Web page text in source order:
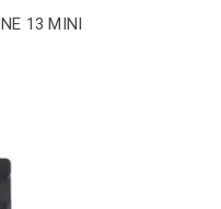
13 MINI